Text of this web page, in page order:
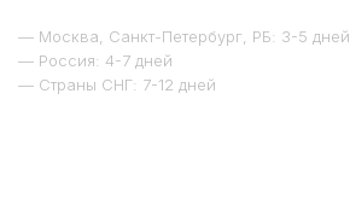
— Москва, Санкт-Петербург, РБ: 3-5 дней
— Россия: 4-7 дней
— Страны СНГ: 7-12 дней